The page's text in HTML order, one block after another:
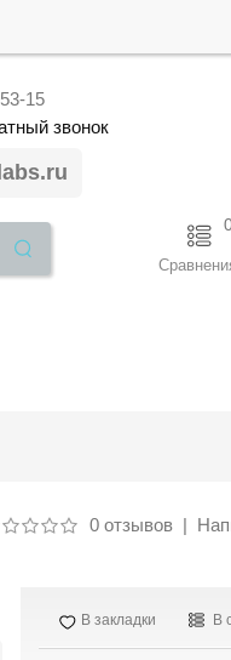
15
звонок
0 отзывов|
В закладки В